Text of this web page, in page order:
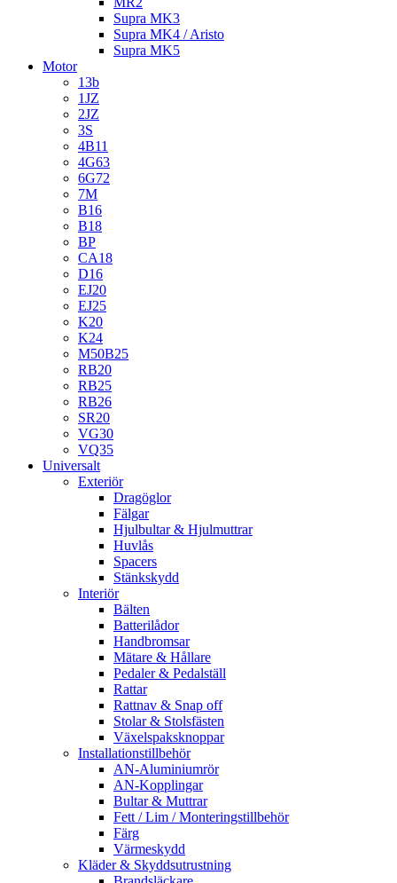
Supra MK3
Supra MK4 / Aristo
Supra MK5
Motor
13b
1JZ
2JZ
3S
4B11
4G63
6G72
7M
B16
B18
BP
CA18
D16
EJ20
EJ25
K20
K24
M50B25
RB20
RB25
RB26
SR20
VG30
VQ35
Universalt
Exteriör
Dragöglor
Fälgar
Hjulbultar & Hjulmuttrar
Huvlås
Spacers
Stänkskydd
Interiör
Bälten
Batterilådor
Handbromsar
Mätare & Hållare
Pedaler & Pedalställ
Rattar
Rattnav & Snap off
Stolar & Stolsfästen
Växelspaksknoppar
Installationstillbehör
AN-Aluminiumrör
AN-Kopplingar
Bultar & Muttrar
Fett / Lim / Monteringstillbehör
Färg
Värmeskydd
Kläder & Skyddsutrustning